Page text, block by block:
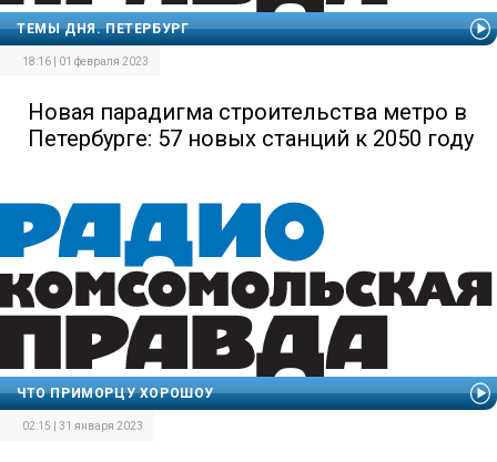
ТЕМЫ ДНЯ. ПЕТЕРБУРГ
18:16 | 01 февраля 2023
Новая парадигма строительства метро в
Петербурге: 57 новых станций к 2050 году
ЧТО ПРИМОРЦУ ХОРОШОУ
02:15 | 31 января 2023